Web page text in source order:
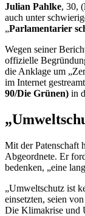
Julian Pahlke, 30, (
auch unter
„Parlamentarier
Wegen seiner
offizielle
die Anklage um
im Internet
90/Die Grünen) in
Mit der Patenschaft
Abgeordnete. Er
bedenken, „eine
„Umweltschutz ist
einsetzten, seien
Die Klimakrise und